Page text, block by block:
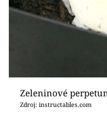
Zeleninové
Zdroj: instructables.com